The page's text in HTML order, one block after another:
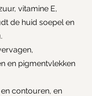
vitamine E,
de huid soepel en
en pigmentvlekken
contouren, en